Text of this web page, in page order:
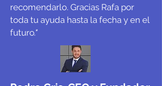
recomendarlo. Gracias Rafa por
toda tu ayuda hasta la fecha y en el
futuro."